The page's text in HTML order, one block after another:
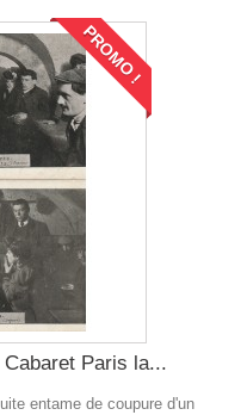
PROMO !
Paris la...
entame de coupure d'un